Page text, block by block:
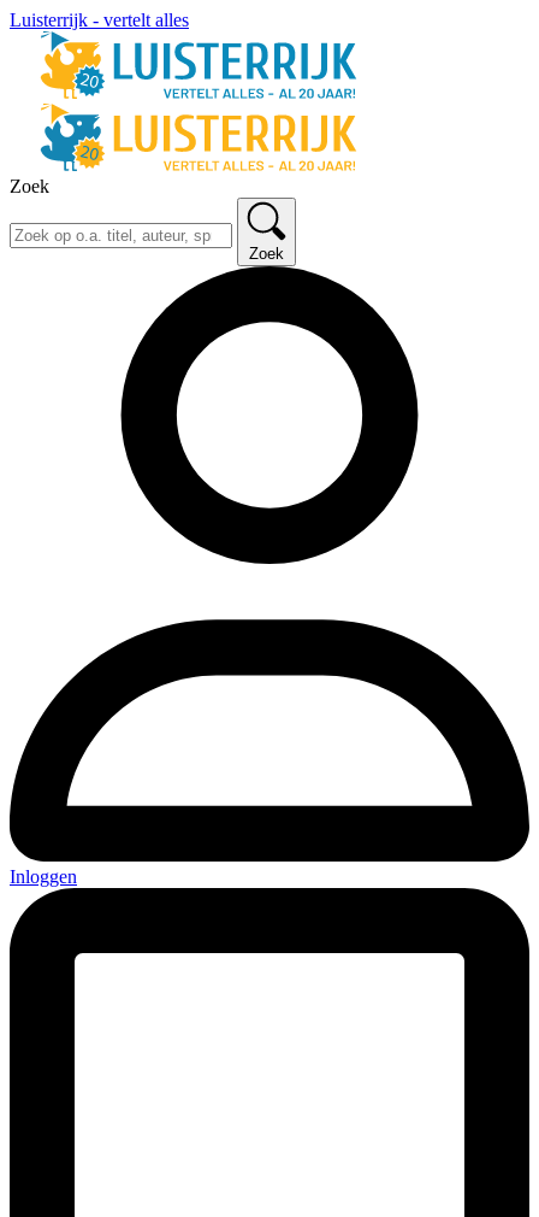
Luisterrijk - vertelt alles
Zoek
Zoek
Inloggen